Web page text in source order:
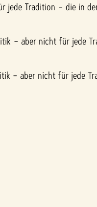
jede Tradition – die in
– aber nicht für jede
– aber nicht für jede